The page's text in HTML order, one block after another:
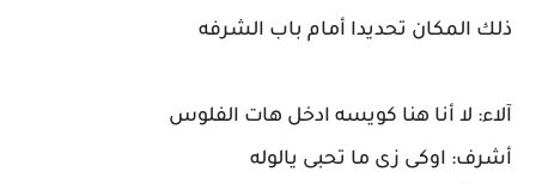
ذلك المكان تحديدا أمام باب الشرفه
آلاء: لا أنا هنا كويسه ادخل هات الفلوس
أشرف: اوكى زى ما تحبى يالوله